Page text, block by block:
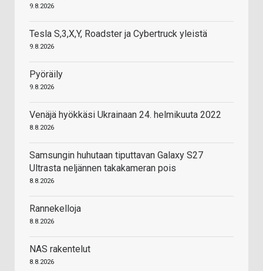
9.8.2026
Tesla S,3,X,Y, Roadster ja Cybertruck yleistä
9.8.2026
Pyöräily
9.8.2026
Venäjä hyökkäsi Ukrainaan 24. helmikuuta 2022
8.8.2026
Samsungin huhutaan tiputtavan Galaxy S27
Ultrasta neljännen takakameran pois
8.8.2026
Rannekelloja
8.8.2026
NAS rakentelut
8.8.2026